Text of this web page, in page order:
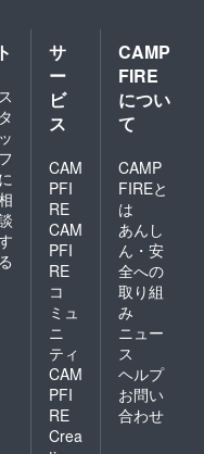
ス
タ
ッ
フ
に
る
サ
ー
ビ
ス
CAM
PFI
RE
CAM
PFI
RE
コ
ミュ
ニ
ティ
CAM
PFI
RE
Crea
CAMP
FIRE
につい
て
CAMP
FIREと
は
あんし
ん・安
全への
取り組
み
ニュー
ス
ヘルプ
お問い
合わせ